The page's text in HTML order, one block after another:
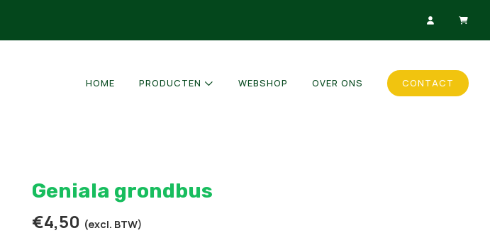
HOME PRODUCTEN WEBSHOP OVER ONS CONTACT
Geniala grondbus
€4,50 (excl. BTW)